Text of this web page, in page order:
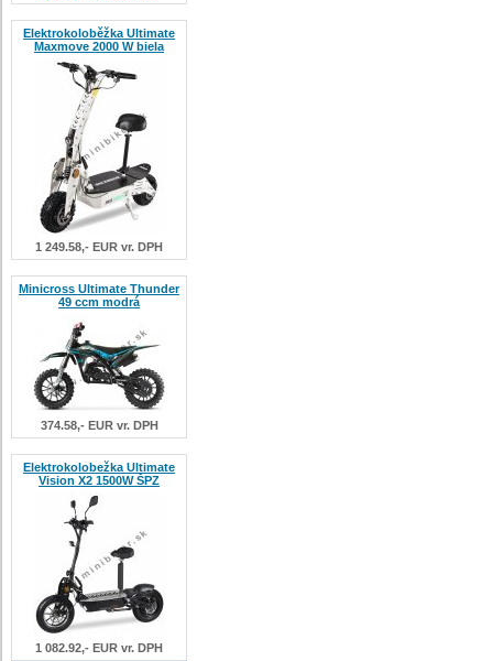
Elektrokoloběžka Ultimate
Maxmove 2000 W biela
1 249.58,- EUR vr. DPH
Minicross Ultimate Thunder
49 ccm modrá
374.58,- EUR vr. DPH
Elektrokolobežka Ultimate
Vision X2 1500W ŠPZ
1 082.92,- EUR vr. DPH